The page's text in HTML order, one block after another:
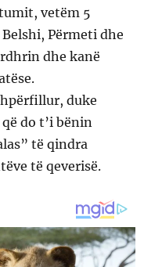
vetëm 5
Përmeti dhe
dhe kanë
duke
do t’i bënin
të qindra
të qeverisë.